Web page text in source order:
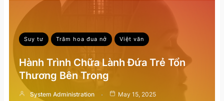
Suy tư Trăm hoa đua nở Việt văn
Hành Trình Chữa Lành Đứa Trẻ Tổn
Thương Bên Trong
System Administration May 15, 2025